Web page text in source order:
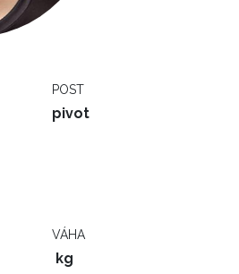
POST
pivot
VÁHA
kg